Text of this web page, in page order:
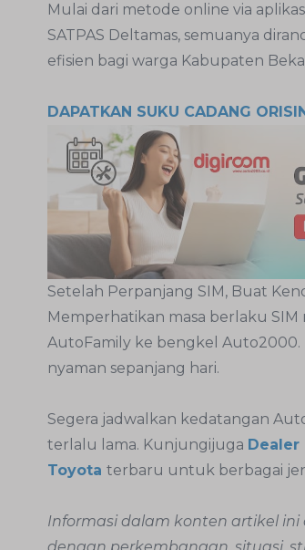
Mulai dari metode online via
SATPAS Deltamas, semuanya
efisien bagi warga Kabupaten
DAPATKAN SUKU CADANG
Setelah Perpanjang SIM, Buat
Memperhatikan masa berlaku
AutoFamily ke bengkel
nyaman sepanjang hari.
Segera jadwalkan kedatangan
terlalu lama. Kunjungijuga Dealer
Toyota terbaru untuk berbagai
Informasi dalam konten artikel